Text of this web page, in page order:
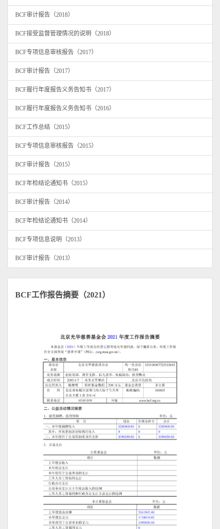
BCF审计报告（2018）
BCF接受监督管理情况的说明（2018）
BCF专项信息审核报告（2017）
BCF审计报告（2017）
BCF履行年度报告义务告知书（2017）
BCF履行年度报告义务告知书（2016）
BCF工作总结（2015）
BCF专项信息审核报告（2015）
BCF审计报告（2015）
BCF年检结论通知书（2015）
BCF审计报告（2014）
BCF年检结论通知书（2014）
BCF专项信息说明（2013）
BCF审计报告（2013）
BCF工作报告摘要（2021）